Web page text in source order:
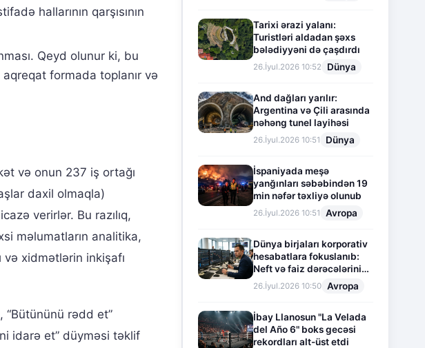
hallarının qarşısının
Qeyd olunur ki, bu
formada toplanır və
və onun 237 iş ortağı
daxil olmaqla)
verirlər. Bu razılıq,
məlumatların analitika,
xidmətlərin inkişafı
rədd et”
idarə et” düyməsi təklif
Tarixi ərazi yalanı:
Turistləri aldadan şəxs
bələdiyyəni də çaşdırdı
26.İyul.2026 10:52 Dünya
And dağları yarılır:
Argentina və Çili arasında
nəhəng tunel layihəsi
26.İyul.2026 10:51 Dünya
İspaniyada meşə
yanğınları səbəbindən 19
min nəfər təxliyə olunub
26.İyul.2026 10:51 Avropa
Dünya birjaları korporativ
hesabatlara fokuslanıb:
Neft və faiz dərəcələrinin
təsiri altında cari vəziyyət
26.İyul.2026 10:50 Avropa
İbay Llanosun "La Velada
del Año 6" boks gecəsi
rekordları alt-üst etdi